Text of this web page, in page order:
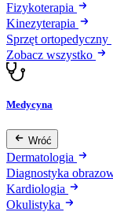
Fizykoterapia
Kinezyterapia
Sprzęt ortopedyczny
Zobacz wszystko
Medycyna
Wróć
Dermatologia
Diagnostyka
Kardiologia
Okulistyka